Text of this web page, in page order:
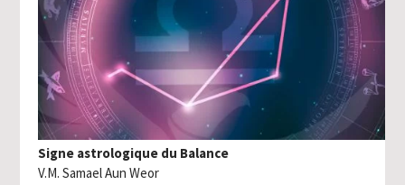
Signe astrologique du Balance
V.M. Samael Aun Weor